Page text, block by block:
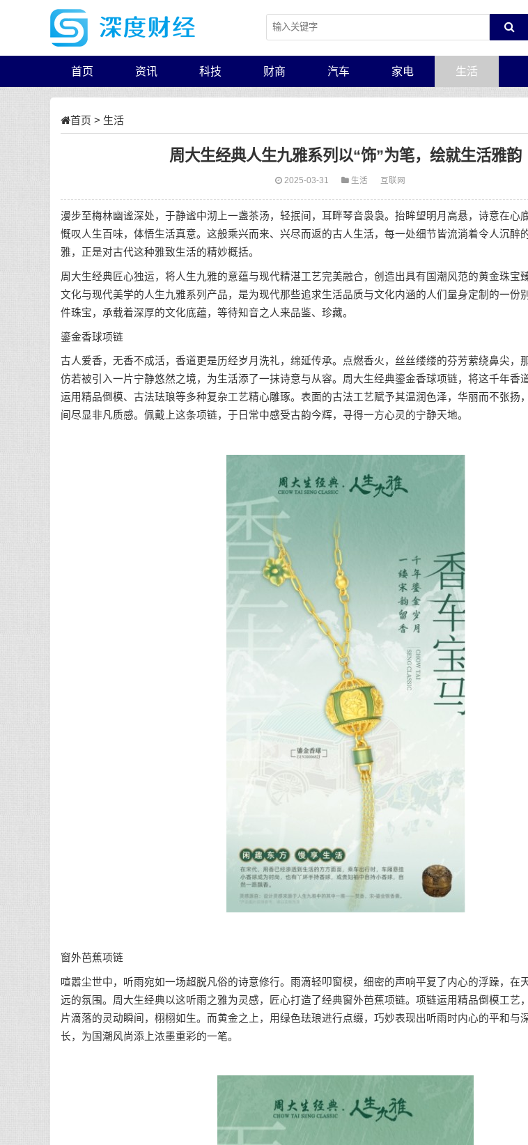
首页 资讯 科技 财商 汽车 家电 生活
首页 > 生活
周大生经典人生九雅系列以“饰”为笔，绘就生活雅韵
2025-03-31 生活 互联网
漫步至梅林幽谧深处，于静谧中沏上一盏茶汤，轻抿间，耳畔琴音袅袅。抬眸望明月高悬，诗意在心
慨叹人生百味，体悟生活真意。这般乘兴而来、兴尽而返的古人生活，每一处细节皆流淌着令人沉醉
雅，正是对古代这种雅致生活的精妙概括。
周大生经典匠心独运，将人生九雅的意蕴与现代精湛工艺完美融合，创造出具有国潮风范的黄金珠宝
文化与现代美学的人生九雅系列产品，是为现代那些追求生活品质与文化内涵的人们量身定制的一份
件珠宝，承载着深厚的文化底蕴，等待知音之人来品鉴、珍藏。
鎏金香球项链
古人爱香，无香不成活，香道更是历经岁月洗礼，绵延传承。点燃香火，丝丝缕缕的芬芳萦绕鼻尖，
仿若被引入一片宁静悠然之境，为生活添了一抹诗意与从容。周大生经典鎏金香球项链，将这千年香
运用精品倒模、古法珐琅等多种复杂工艺精心雕琢。表面的古法工艺赋予其温润色泽，华丽而不张扬
间尽显非凡质感。佩戴上这条项链，于日常中感受古韵今辉，寻得一方心灵的宁静天地。
窗外芭蕉项链
喧嚣尘世中，听雨宛如一场超脱凡俗的诗意修行。雨滴轻叩窗棂，细密的声响平复了内心的浮躁，在
远的氛围。周大生经典以这听雨之雅为灵感，匠心打造了经典窗外芭蕉项链。项链运用精品倒模工艺
片滴落的灵动瞬间，栩栩如生。而黄金之上，用绿色珐琅进行点缀，巧妙表现出听雨时内心的平和与
长，为国潮风尚添上浓墨重彩的一笔。